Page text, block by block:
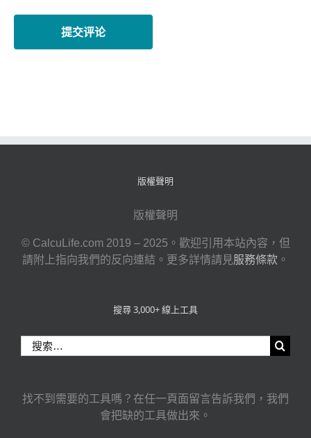
版權聲明
版權聲明
© CalcuLife.com 2019 – 2025。歡迎引用本站內容，但
請附上指向我們的反向連結。更多詳情請見服務條款 。
搜尋 3,000+ 線上工具
索
果：
找不到需要的工具嗎？在任一頁面留言告訴我們，我們
會把缺的工具做出來。